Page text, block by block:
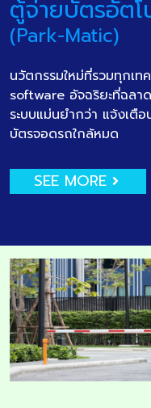
ตู้จ่ายบัตรอัต
(Park-Matic)
นวัตกรรมใหม่ที่รวมทุกเท
software อัจฉริยะที่ฉลา
ระบบแม่นยำกว่า แจ้งเตื
บัตรจอดรถใกล้หมด
SEE MORE